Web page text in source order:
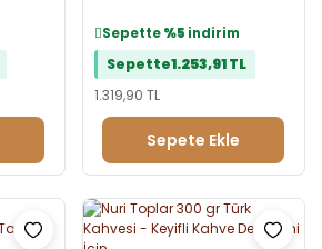
Sepette%5 indirim
Sepette1.253,91 TL
1.319,90 TL
Sepete Ekle